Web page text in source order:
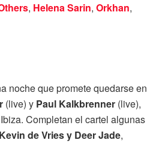
, Helena Sarin, Orkhan,
noche que promete quedarse en
(live) y Paul Kalkbrenner (live),
Completan el cartel algunas
de Vries y Deer Jade,